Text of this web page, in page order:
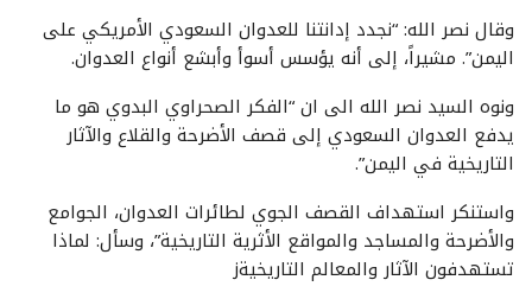
وقال نصر الله: “نجدد إدانتنا للعدوان السعودي الأمريكي على
اليمن”. مشيراً، إلى أنه يؤسس أسوأ وأبشع أنواع العدوان.
ونوه السيد نصر الله الى ان “الفكر الصحراوي البدوي هو ما
يدفع العدوان السعودي إلى قصف الأضرحة والقلاع والآثار
التاريخية في اليمن”.
واستنكر استهداف القصف الجوي لطائرات العدوان، الجوامع
والأضرحة والمساجد والمواقع الأثرية التاريخية”، وسأل: لماذا
تستهدفون الآثار والمعالم التاريخيةز